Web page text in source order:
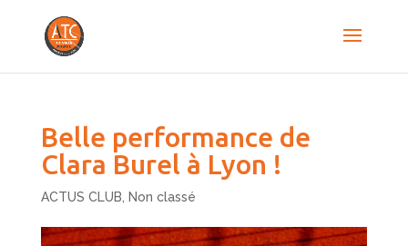
Belle performance de
Clara Burel à Lyon !
ACTUS CLUB Non classé